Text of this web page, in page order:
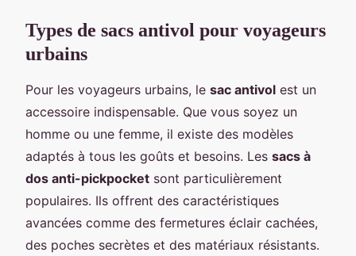
Types de sacs antivol pour voyageurs
urbains
Pour les voyageurs urbains, le sac antivol est un
accessoire indispensable. Que vous soyez un
homme ou une femme, il existe des modèles
adaptés à tous les goûts et besoins. Les sacs à
dos anti-pickpocket sont particulièrement
populaires. Ils offrent des caractéristiques
avancées comme des fermetures éclair cachées,
des poches secrètes et des matériaux résistants.